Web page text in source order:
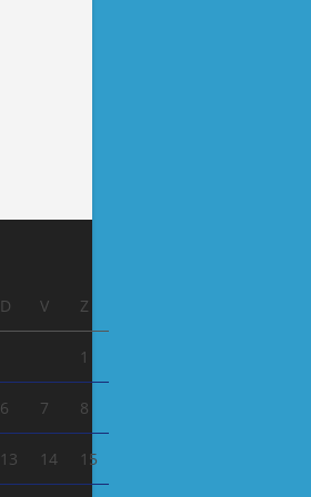
D V Z
1
6 7 8
13 14 15